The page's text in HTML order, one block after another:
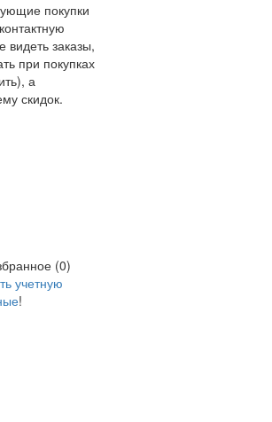
покупки
видеть заказы,
при покупках
а
скидок.
(0)
учетную
!